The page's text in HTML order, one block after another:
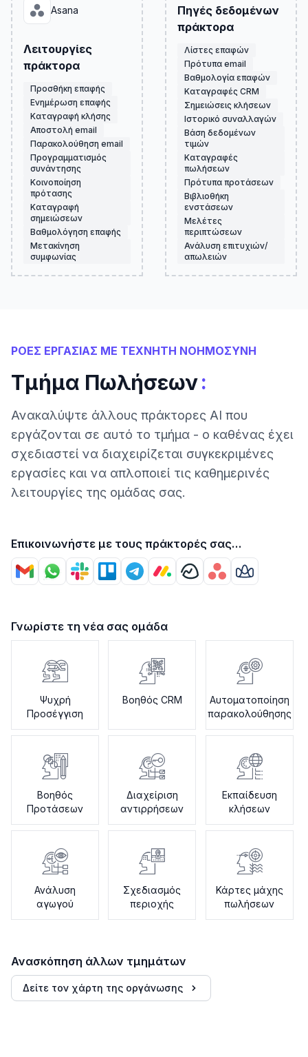
Asana
Λειτουργίες
πράκτορα
Προσθήκη επαφής
Ενημέρωση επαφής
Καταγραφή κλήσης
Αποστολή email
Παρακολούθηση email
Προγραμματισμός
συνάντησης
Κοινοποίηση
πρότασης
Καταγραφή
σημειώσεων
Βαθμολόγηση επαφής
Μετακίνηση
συμφωνίας
Πηγές δεδομένων
πράκτορα
Λίστες επαφών
Πρότυπα email
Βαθμολογία επαφών
Καταγραφές CRM
Σημειώσεις κλήσεων
Ιστορικό συναλλαγών
Βάση δεδομένων
τιμών
Καταγραφές
πωλήσεων
Πρότυπα προτάσεων
Βιβλιοθήκη
ενστάσεων
Μελέτες
περιπτώσεων
Ανάλυση επιτυχιών/
απωλειών
ΡΟΕΣ ΕΡΓΑΣΙΑΣ ΜΕ ΤΕΧΝΗΤΗ ΝΟΗΜΟΣΥΝΗ
Τμήμα Πωλήσεων:
Ανακαλύψτε άλλους πράκτορες AI που
εργάζονται σε αυτό το τμήμα - ο καθένας έχει
σχεδιαστεί να διαχειρίζεται συγκεκριμένες
εργασίες και να απλοποιεί τις καθημερινές
λειτουργίες της ομάδας σας.
Επικοινωνήστε με τους πράκτορές σας
χρησιμοποιώντας
Γνωρίστε τη νέα σας ομάδα
Ψυχρή
Προσέγγιση
Βοηθός CRM
Αυτοματοποίηση
παρακολούθησης
Βοηθός
Προτάσεων
Διαχείριση
αντιρρήσεων
Εκπαίδευση
κλήσεων
Ανάλυση
αγωγού
Σχεδιασμός
περιοχής
Κάρτες μάχης
πωλήσεων
Ανασκόπηση άλλων τμημάτων
Δείτε τον χάρτη της οργάνωσης